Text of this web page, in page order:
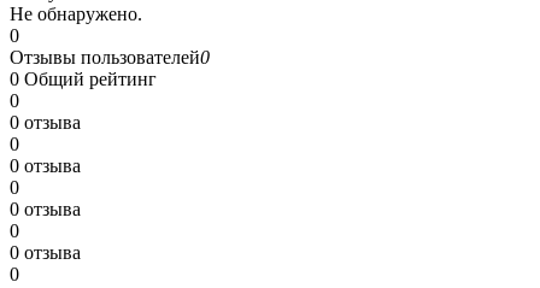
Не обнаружено.
0
Отзывы пользователей0
0 Общий рейтинг
0
0 отзыва
0
0 отзыва
0
0 отзыва
0
0 отзыва
0